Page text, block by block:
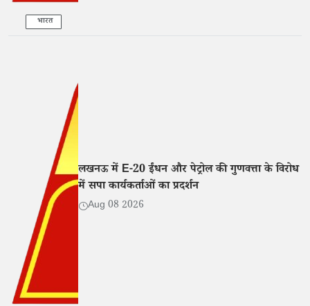
भारत
लखनऊ में E-20 ईंधन और पेट्रोल की गुणवत्ता के विरोध
में सपा कार्यकर्ताओं का प्रदर्शन
Aug 08 2026